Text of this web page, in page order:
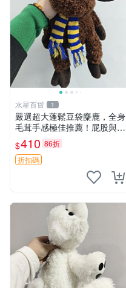
水星百貨 1
嚴選超大蓬鬆豆袋麋鹿，全身
毛茸手感極佳推薦！屁股與四
肢填充均勻，適合收藏與孩童
共賞。 麋鹿 豆袋 毛茸玩具
$410 86折
折扣碼